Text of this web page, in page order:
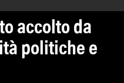
accolto da
politiche e